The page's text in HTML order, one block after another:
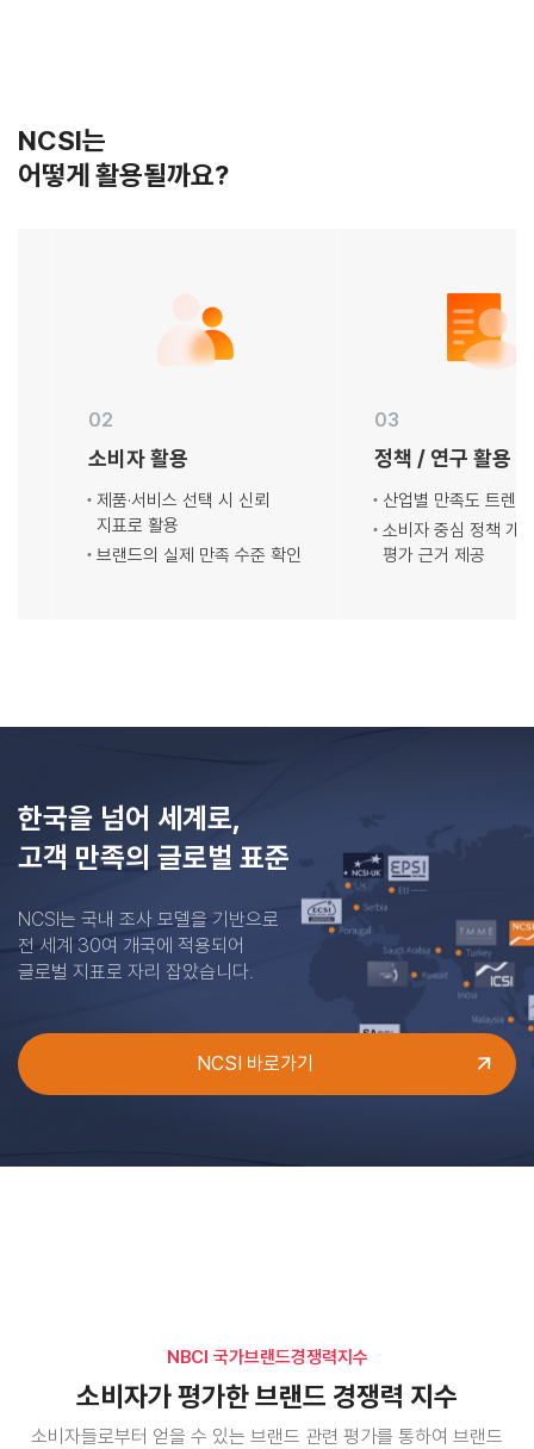
NCSI는
어떻게 활용될까요?
02
소비자 활용
제품·서비스 선택 시 신뢰
지표로 활용
브랜드의 실제 만족 수준 확인
03
정책 / 연구 활용
산업별 만족도 트렌드
소비자 중심 정책 개발
평가 근거 제공
한국을 넘어 세계로,
고객 만족의 글로벌 표준
NCSI는 국내 조사 모델을 기반으로
전 세계 30여 개국에 적용되어
글로벌 지표로 자리 잡았습니다.
NCSI 바로가기
NBCI 국가브랜드경쟁력지수
소비자가 평가한 브랜드 경쟁력 지수
소비자들로부터 얻을 수 있는 브랜드 관련 평가를 통하여 브랜드
NBCI 국가브랜드경쟁력지수
소비자가 평가한 브랜드 경쟁력 지수
소비자들로부터 얻을 수 있는 브랜드 관련 평가를 통하여 브랜드